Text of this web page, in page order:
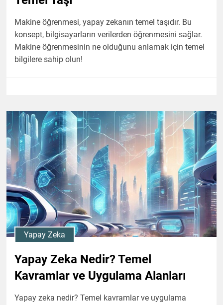
Makine öğrenmesi, yapay zekanın temel taşıdır. Bu
konsept, bilgisayarların verilerden öğrenmesini sağlar.
Makine öğrenmesinin ne olduğunu anlamak için temel
bilgilere sahip olun!
Yapay Zeka
Yapay Zeka Nedir? Temel
Kavramlar ve Uygulama Alanları
Yapay zeka nedir? Temel kavramlar ve uygulama